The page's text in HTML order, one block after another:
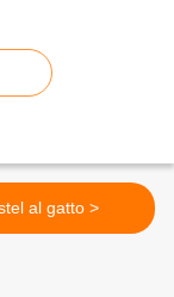
wurstel al gatto >